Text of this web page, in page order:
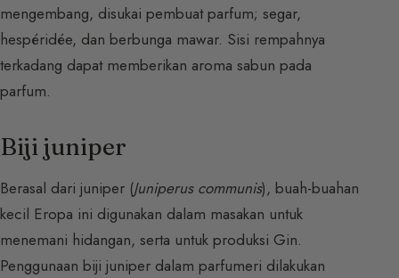
mengembang, disukai pembuat parfum; segar,
hespéridée, dan berbunga mawar. Sisi rempahnya
terkadang dapat memberikan aroma sabun pada
parfum.
Biji juniper
Berasal dari juniper (Juniperus communis), buah-buahan
kecil Eropa ini digunakan dalam masakan untuk
menemani hidangan, serta untuk produksi Gin.
Penggunaan biji juniper dalam parfumeri dilakukan